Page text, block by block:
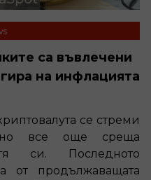
са въвлечени
на инфлацията
се стреми
все още среща
си. Последното
от продължаващата